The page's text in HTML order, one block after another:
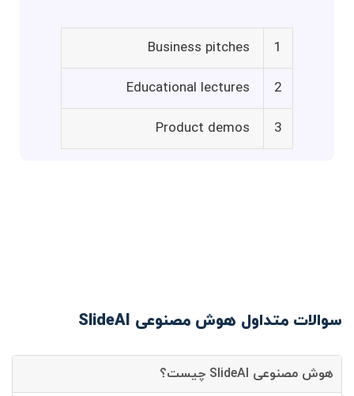
1
Business pitches
2
Educational lectures
3
Product demos
سوالات متداول هوش مصنوعی SlideAI
هوش مصنوعی SlideAI چیست؟